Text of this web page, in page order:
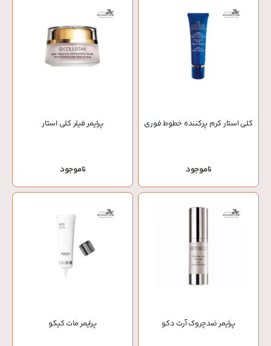
کلی استار کرم پرکننده خطوط فوری
ناموجود
پرایمر فیلر کلی استار
ناموجود
پرایمر ضدچروک آرت دکو پرایمر مات کیکو